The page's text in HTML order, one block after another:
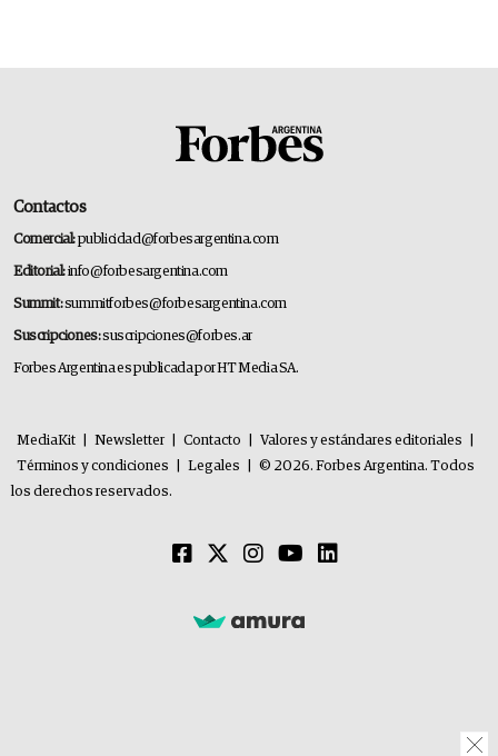
Contactos
Comercial:publicidad@forbesargentina.com
Editorial:info@forbesargentina.com
Summit:summitforbes@forbesargentina.com
Suscripciones:suscripciones@forbes.ar
Forbes Argentina es publicada por HT Media SA.
MediaKit Newsletter Contacto Valores y estándares editoriales
Términos y condiciones
Legales
© 2026. Forbes Argentina. Todos
los derechos reservados.